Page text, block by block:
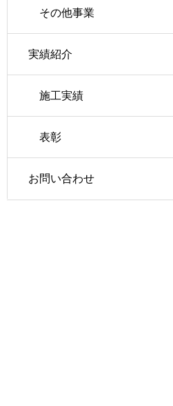
その他事業
実績紹介
施工実績
表彰
お問い合わせ